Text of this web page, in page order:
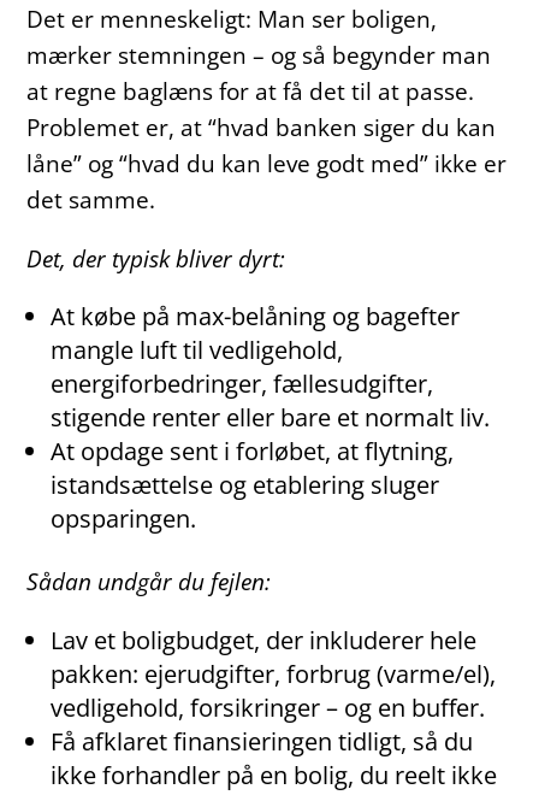
Det er menneskeligt: Man ser boligen,
mærker stemningen – og så begynder man
at regne baglæns for at få det til at passe.
Problemet er, at “hvad banken siger du kan
låne” og “hvad du kan leve godt med” ikke er
det samme.
Det, der typisk bliver dyrt:
At købe på max-belåning og bagefter
mangle luft til vedligehold,
energiforbedringer, fællesudgifter,
stigende renter eller bare et normalt liv.
At opdage sent i forløbet, at flytning,
istandsættelse og etablering sluger
opsparingen.
Sådan undgår du fejlen:
Lav et boligbudget, der inkluderer hele
pakken: ejerudgifter, forbrug (varme/el),
vedligehold, forsikringer – og en buffer.
Få afklaret finansieringen tidligt, så du
ikke forhandler på en bolig, du reelt ikke